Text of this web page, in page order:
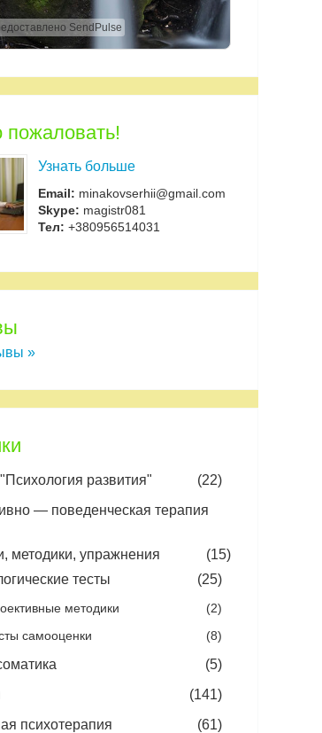
SendPulse
пожаловать!
Узнать больше
Email: minakovserhii@gmail.com
Skype: magistr081
Тел: +380956514031
»
развития"
(22)
— поведенческая терапия
методики, упражнения
(15)
тесты
(25)
методики
(2)
самооценки
(8)
(5)
(141)
психотерапия
(61)